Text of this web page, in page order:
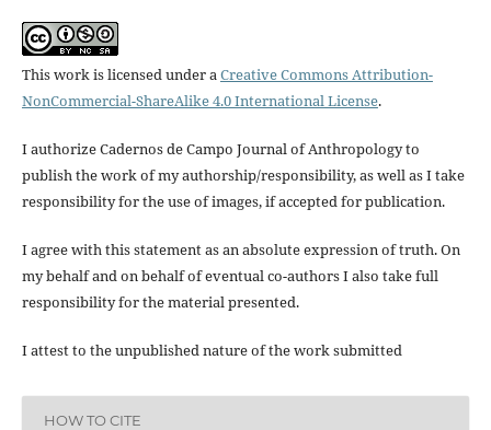
This work is licensed under aCreative Commons Attribution-
NonCommercial-ShareAlike 4.0 International License.
I authorize Cadernos de Campo Journal of Anthropology to
publish the work of my authorship/responsibility, as well as I take
responsibility for the use of images, if accepted for publication.
I agree with this statement as an absolute expression of truth. On
my behalf and on behalf of eventual co-authors I also take full
responsibility for the material presented.
I attest to the unpublished nature of the work submitted
HOW TO CITE